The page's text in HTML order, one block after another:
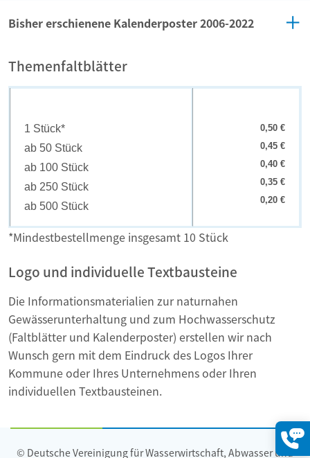
Bisher erschienene Kalenderposter 2006-2022
Themenfaltblätter
1 Stück*
ab 50 Stück
ab 100 Stück
ab 250 Stück
ab 500 Stück
0,50 €
0,45 €
0,40 €
0,35 €
0,20 €
*Mindestbestellmenge insgesamt 10 Stück
Logo und individuelle Textbausteine
Die Informationsmaterialien zur naturnahen
Gewässerunterhaltung und zum Hochwasserschutz
(Faltblätter und Kalenderposter) erstellen wir nach
Wunsch gern mit dem Eindruck des Logos Ihrer
Kommune oder Ihres Unternehmens oder Ihren
individuellen Textbausteinen.
© Deutsche Vereinigung für Wasserwirtschaft, Abwasser und